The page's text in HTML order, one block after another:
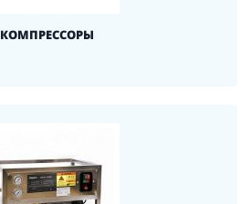
КОМПРЕССОРЫ